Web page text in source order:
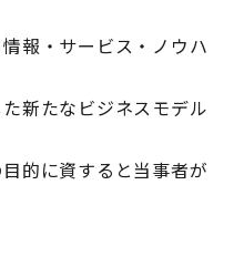
報・サービス・ノウハ
新たなビジネスモデル
的に資すると当事者が